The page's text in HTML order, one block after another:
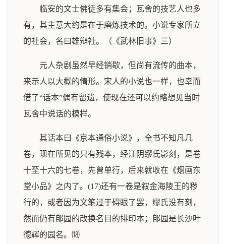
临安的文士佛徒多有集会；瓦舍的技艺人也多
有，其主意大约是在于磨炼技术的。小说专家所立
的社会，名曰雄辩社。（《武林旧事》三）
元人杂剧虽然早经销歇，但尚有流传的曲本，
来示人以大概的情形。宋人的小说也一样，也幸而
借了“话本”偶有留遗，使现在还可以约略想见当时
瓦舍中说话的模样。
其话本曰《京本通俗小说》，全书不知凡几
卷，现在所见的只有残本，经江阴缪氏影刻，是卷
十至十六的七卷，先曾单行，后来就收在《烟画东
堂小品》之内了。(17)还有一卷是叙金海陵王的秽
行的，或者因为文笔过于碍眼了罢，缪氏没有刻，
然而仍有郋园的改换名目的排印本；郋园是长沙叶
德辉的园名。⒅